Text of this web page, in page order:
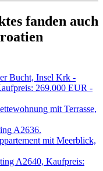
fanden auch
mit Terrasse,
mit Meerblick,